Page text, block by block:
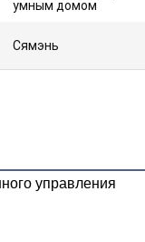
умным домом
Сямэнь
управления